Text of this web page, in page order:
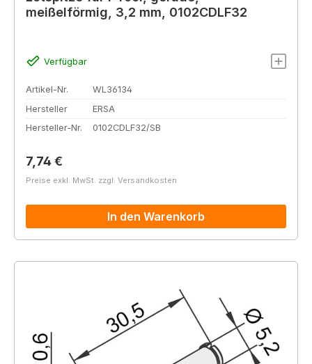
meißelförmig, 3,2 mm, 0102CDLF32
Verfügbar
Artikel-Nr.
WL36134
Hersteller
ERSA
Hersteller-Nr.
0102CDLF32/SB
Regulärer Preis:
7,74 €
Preise exkl. MwSt. zzgl. Versandkosten
In den Warenkorb